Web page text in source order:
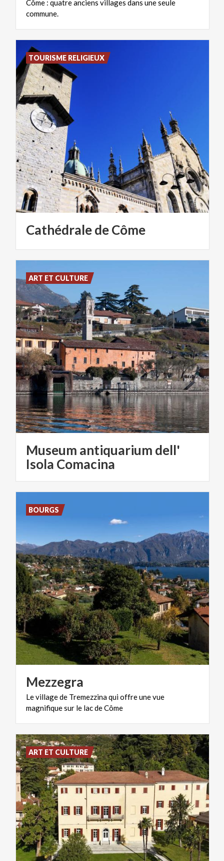
Côme : quatre anciens villages dans une seule
commune.
CathédraledeCôme
TOURISME RELIGIEUX
Museum antiquarium dell'
Isola Comacina
ART ET CULTURE
Mezzegra
Levillagede Tremezzinaquioffreunevue
magnifiquesur le lacdeCôme
BOURGS
ART ET CULTURE